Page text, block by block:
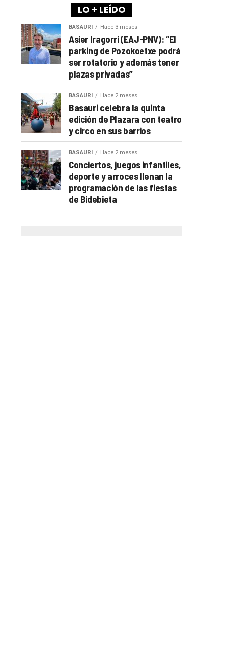
LO + LEÍDO
BASAURI Hace 3 meses
Asier Iragorri (EAJ-PNV): “El
parking de Pozokoetxe podrá
ser rotatorio y además tener
plazas privadas”
BASAURI Hace 2 meses
Basauri celebra la quinta
edición de Plazara con teatro
y circo en sus barrios
BASAURI Hace 2 meses
Conciertos, juegos infantiles,
deporte y arroces llenan la
programación de las fiestas
de Bidebieta